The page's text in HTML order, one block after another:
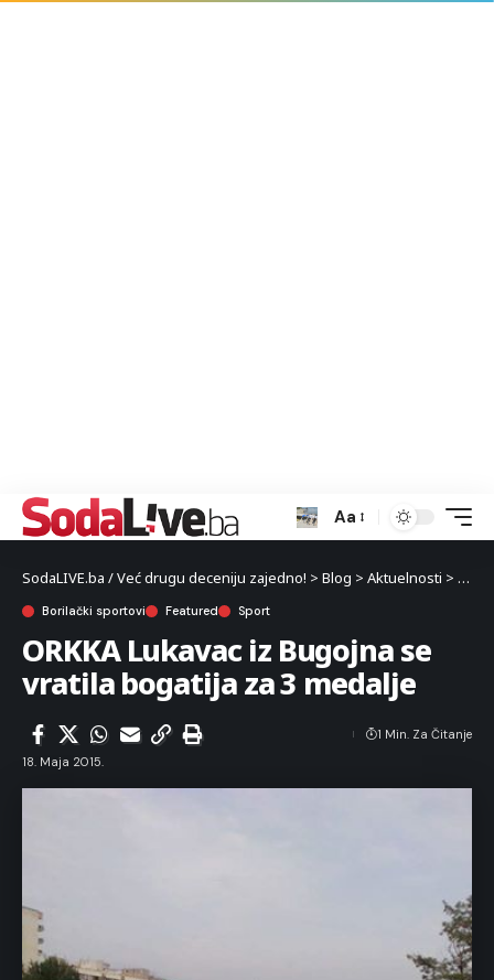
Aa
SodaLIVE.ba / Već drugu deceniju zajedno! > Blog > Aktuelnosti > Sport
Borilački sportovi Featured Sport
ORKKA Lukavac iz Bugojna se
vratila bogatija za 3 medalje
18. Maja 2015.
1 Min. Za Čitanje